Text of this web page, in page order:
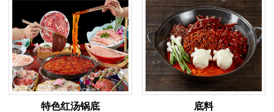
特色红汤锅底 底料